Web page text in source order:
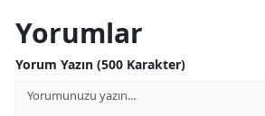
Yorumlar
Yorum Yazın (500 Karakter)